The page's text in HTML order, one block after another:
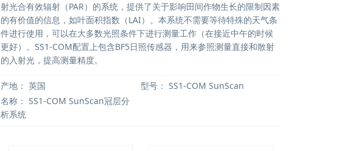
射光合有效辐射（PAR）的系统，提供了关于影响田间作物生长的限制因素
的有价值的信息，如叶面积指数（LAI）。本系统不需要等待特殊的天气条
件进行使用，可以在大多数光照条件下进行测量工作（在接近中午的时候
更好）。SS1-COM配置上包含BF5日照传感器，用来参照测量直接和散射
的入射光，提高测量精度。
产地： 英国 型号： SS1-COM SunScan
名称： SS1-COM SunScan冠层分
析系统